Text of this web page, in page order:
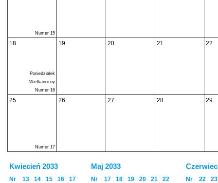
Numer 15
18
Poniedziałek
Wielkanocny
Numer 16
19 20 21 22
25
Numer 17
26 27 28 29
Kwiecień 2033
Nr 13 14 15 16
17
Maj 2033
Nr 17 18 19 20 21
22
Nr 22
23